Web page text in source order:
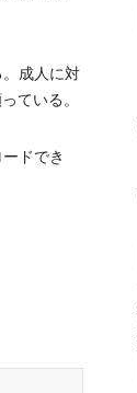
成人に対
ている。
ドでき